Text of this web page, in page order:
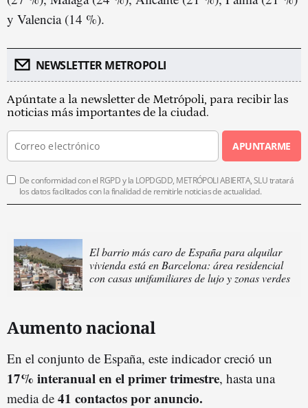
y Valencia (14 %).
NEWSLETTER METROPOLI
Apúntate a la newsletter de Metrópoli, para recibir las
noticias más importantes de la ciudad.
APUNTARME
De conformidad con el RGPD y la LOPDGDD, METRÓPOLI ABIERTA, SLU tratará
los datos facilitados con la finalidad de remitirle noticias de actualidad.
El barrio más caro de España para alquilar
vivienda está en Barcelona: área residencial
con casas unifamiliares de lujo y zonas verdes
Aumento nacional
En el conjunto de España, este indicador creció un
17% interanual en el primer trimestre, hasta una
media de 41 contactos por anuncio.